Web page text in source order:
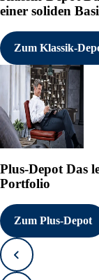
einer soliden
Zum Klassik-
Plus-Depot Das
Portfolio
Zum Plus-Depot
Zurück